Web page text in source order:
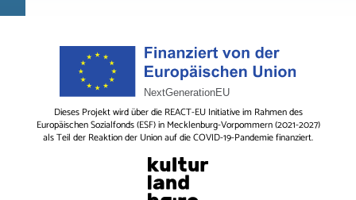
Dieses Projekt wird über die REACT-EU Initiative im Rahmen des
Europäischen Sozialfonds (ESF) in Mecklenburg-Vorpommern (2021-2027)
als Teil der Reaktion der Union auf die COVID-19-Pandemie finanziert.